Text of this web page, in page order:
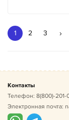
1 2 3 ›
Контакты
Телефон: 8(800)-201-
Электронная почта: